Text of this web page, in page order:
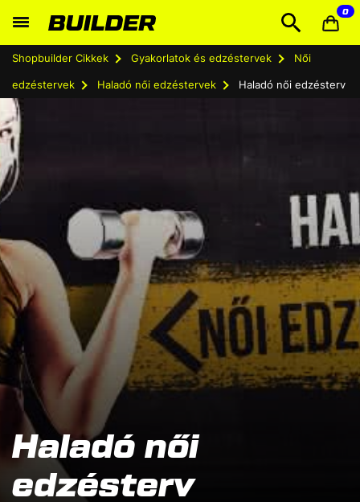
0
Shopbuilder Cikkek Gyakorlatok és edzéstervek Női
edzéstervek Haladó női edzéstervek Haladó női edzésterv
Haladó női
edzésterv